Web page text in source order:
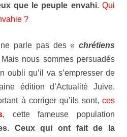
que le peuple envahi.Qui
?
parle pas des «chrétiens
nous sommes persuadés
oubli qu’il va s’empresser de
édition d’Actualité Juive.
à corriger qu’ils sont, ces
, cette fameuse population
. Ceux qui ont fait de la